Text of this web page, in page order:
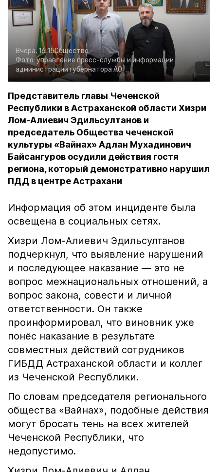
Вчера, 16:15Общество
Фото: управление пресс-службы и информации
администрации губернатора АО
Представитель главы Чеченской
Республики в Астраханской области Хизри
Лом-Алиевич Эдильсултанов и
председатель Общества чеченской
культуры «Вайнах» Адлан Мухадинович
Байсангуров осудили действия гостя
региона, который демонстративно нарушил
ПДД в центре Астрахани
Информация об этом инциденте была
освещена в социальных сетях.
Хизри Лом-Алиевич Эдильсултанов
подчеркнул, что выявление нарушений
и последующее наказание — это не
вопрос межнациональных отношений, а
вопрос закона, совести и личной
ответственности. Он также
проинформировал, что виновник уже
понёс наказание в результате
совместных действий сотрудников
ГИБДД Астраханской области и коллег
из Чеченской Республики.
По словам председателя регионального
общества «Вайнах», подобные действия
могут бросать тень на всех жителей
Чеченской Республики, что
недопустимо.